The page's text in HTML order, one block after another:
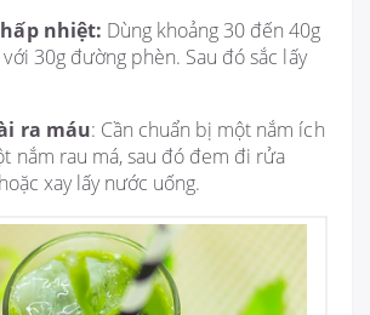
nhiệt: Dùng khoảng 30 đến 40g
30g đường phèn. Sau đó sắc lấy
ra máu: Cần chuẩn bị một nắm ích
nắm rau má, sau đó đem đi rửa
xay lấy nước uống.